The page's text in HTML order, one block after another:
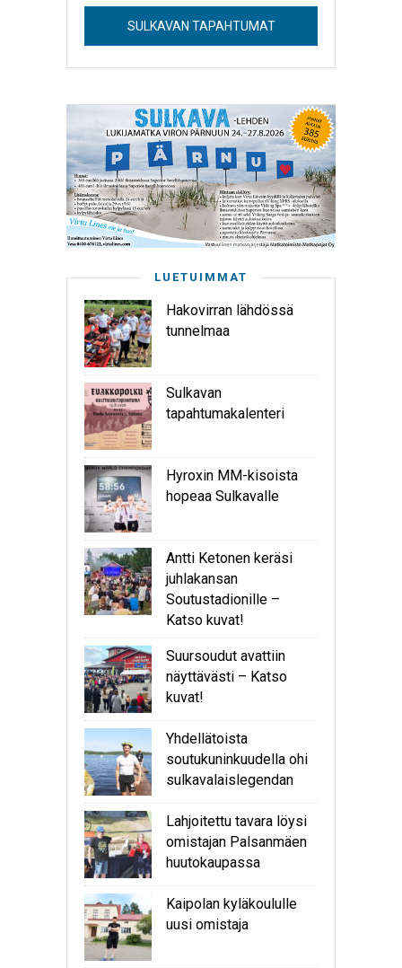
SULKAVAN TAPAHTUMAT
LUETUIMMAT
Hakovirran lähdössä
tunnelmaa
Sulkavan
tapahtumakalenteri
Hyroxin MM-kisoista
hopeaa Sulkavalle
Antti Ketonen keräsi
juhlakansan
Soutustadionille –
Katso kuvat!
Suursoudut avattiin
näyttävästi – Katso
kuvat!
Yhdellätoista
soutukuninkuudella ohi
sulkavalaislegendan
Lahjoitettu tavara löysi
omistajan Palsanmäen
huutokaupassa
Kaipolan kyläkoululle
uusi omistaja